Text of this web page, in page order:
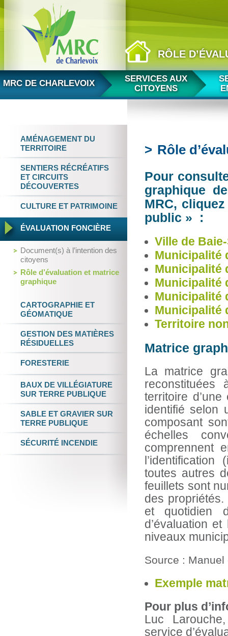
RÔLE
Aller au contenu
MRC DE CHARLEVOIX
SERVICES AUX
CITOYENS
Rôle
Pour
graphique
MRC,
public » :
Ville de
Municipalité
Municipalité
Municipalité
Municipalité
Municipalité
Territoire
Matrice
La matrice
territoire
identifié selon
composant
échelles
comprennent
toutes autres
feuillets sont
des propriétés.
et quotidien
d’évaluation
niveaux
Source : Manuel
Exemple
Pour plus
Luc
service
AMÉNAGEMENT DU
TERRITOIRE
SENTIERS RÉCRÉATIFS
ET CIRCUITS
DÉCOUVERTES
CULTURE ET PATRIMOINE
ÉVALUATION FONCIÈRE
Document(s) à l’intention des
citoyens
Rôle d’évaluation et matrice
graphique
CARTOGRAPHIE ET
GÉOMATIQUE
GESTION DES MATIÈRES
RÉSIDUELLES
FORESTERIE
BAUX DE VILLÉGIATURE
SUR TERRE PUBLIQUE
SABLE ET GRAVIER SUR
TERRE PUBLIQUE
SÉCURITÉ INCENDIE